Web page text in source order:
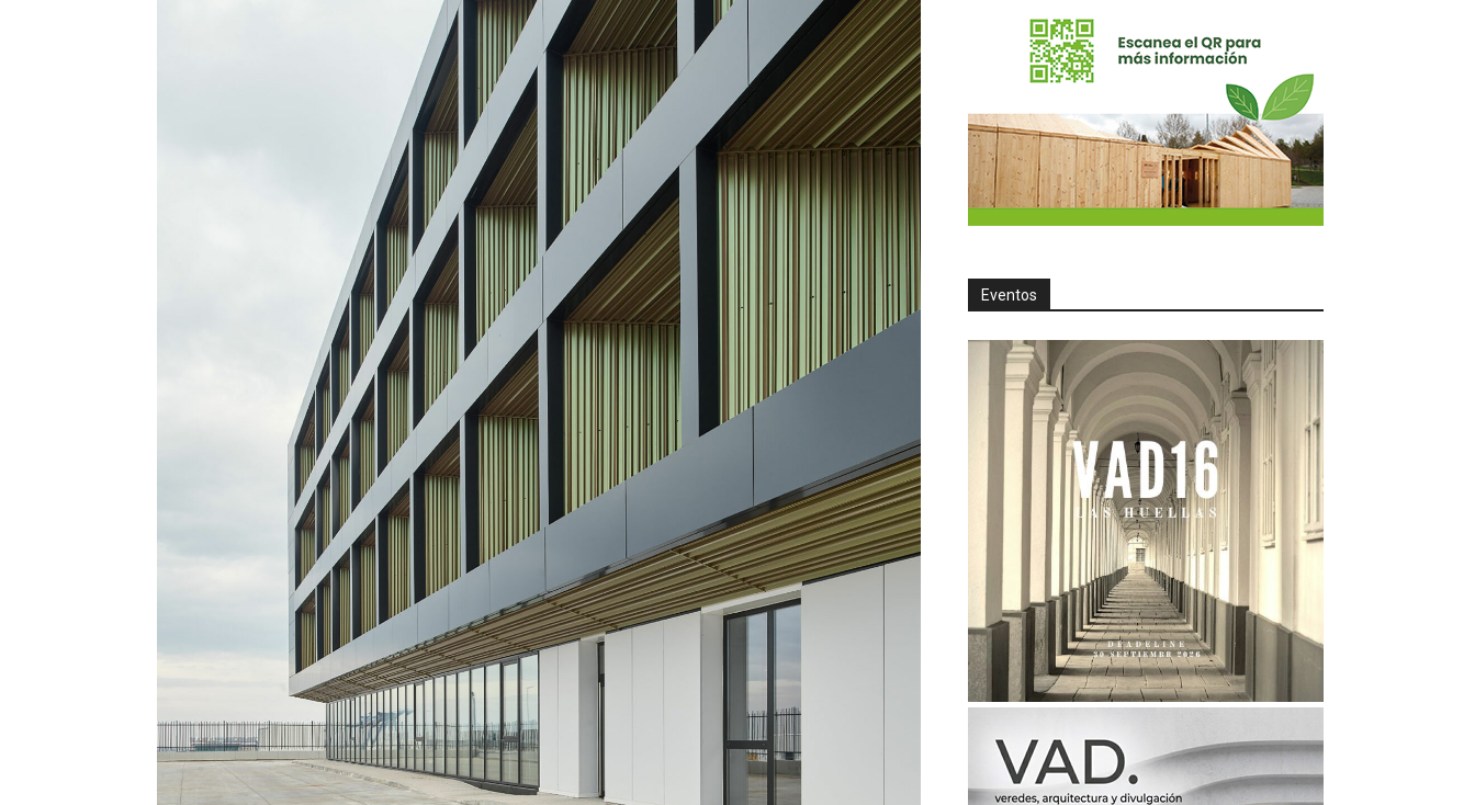
Eventos